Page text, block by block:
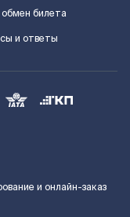
обмен билета
и ответы
и онлайн-заказ